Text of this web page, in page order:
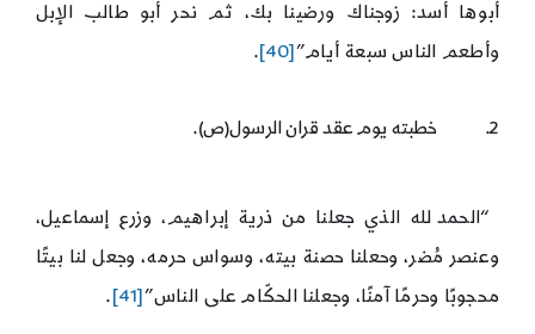
أبوها أسد: زوجناك ورضينا بك، ثم نحر أبو طالب الإبل
وأطعم الناس سبعة أيام” [40]
.
2. خطبته يوم عقد قران الرسول(ص).
“الحمد لله الذي جعلنا من ذرية إبراهيم، وزرع إسماعيل،
وعنصر مُضر، وحعلنا حصنة بيته، وسواس حرمه، وجعل لنا بيتًا
محجوبًا وحرمًا آمنًا، وجعلنا الحكّام على الناس”[41]
.